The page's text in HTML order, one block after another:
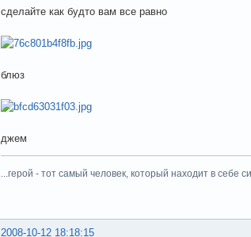
сделайте как будто вам все равно
блюз
джем
...герой - тот самый человек, который находит в себе
2008-10-12 18:18:15